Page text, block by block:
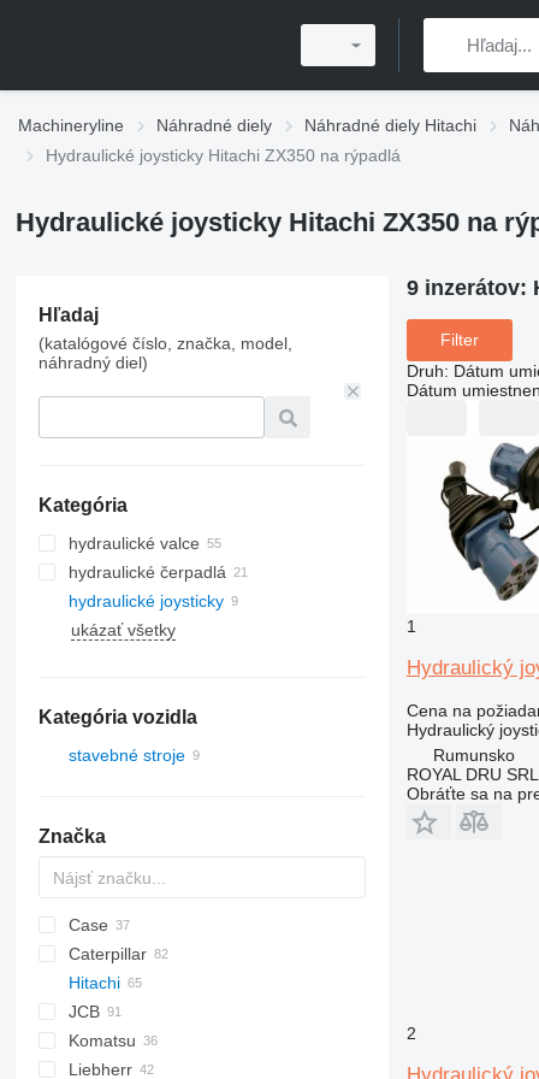
Machineryline Náhradné diely Náhradné diely Hitachi
Hydraulické joysticky Hitachi ZX350 na rýpadlá
Hydraulické joysticky Hitachi ZX350 na
Hľadaj
(katalógové číslo, značka, model,
náhradný diel)
Kategória
hydraulické valce
hydraulické čerpadlá
hydraulické joysticky
ukázať všetky
Kategória vozidla
stavebné stroje
Značka
AZ
AX
1304
1604
320
325
328
331
334
337
Case
580
590
788
CX
Caterpillar
120
301
302
303
DX
Hitachi
EX
EX60
EX75
ZX
ZX75
Zaxis
R-series
Robex
JCB
3CX
4CX
310 G
310 J
Komatsu
PC
K-series
Liebherr
9 inzerátov:
Filter
Druh: Dátum
Dátum
1
Hydraulický
Cena na
Hydraulický
Rumunsko
ROYAL DRU SRL
Obráťte sa na
2